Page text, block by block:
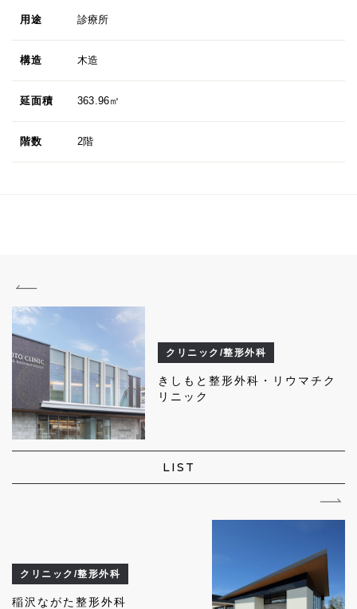
用途 診療所
構造 木造
延面積 363.96㎡
階数 2階
クリニック/整形外科
きしもと整形外科・リウマチク
リニック
LIST
クリニック/整形外科
稲沢ながた整形外科